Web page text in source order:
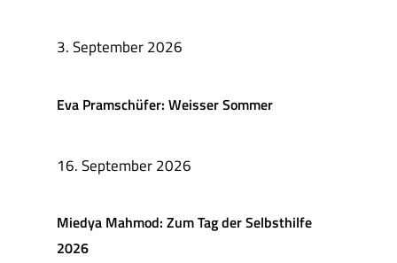
3. September 2026
Eva Pramschüfer: Weisser Sommer
16. September 2026
Miedya Mahmod: Zum Tag der Selbsthilfe
2026